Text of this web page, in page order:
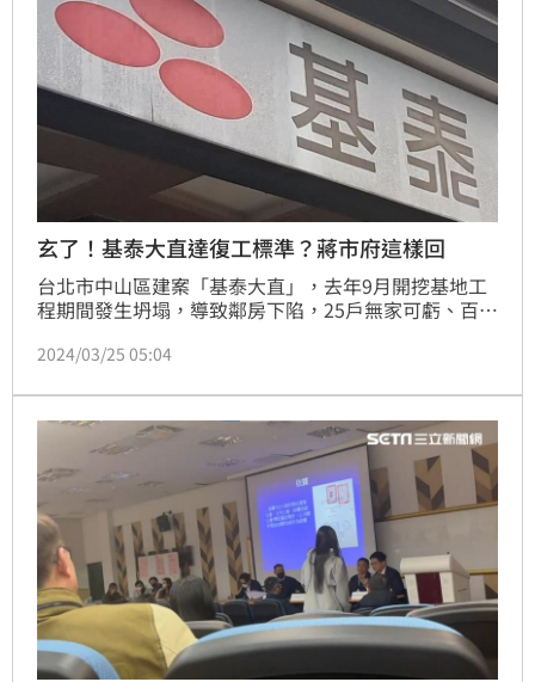
玄了！基泰大直達復工標準？蔣市府這樣回
台北市中山區建案「基泰大直」，去年9月開挖基地工
程期間發生坍塌，導致鄰房下陷，25戶無家可虧、百餘
稱事故賠償比例已達市府解除列管標準，但因都更程序
解。(陳韋帆)
2024/03/25 05:04